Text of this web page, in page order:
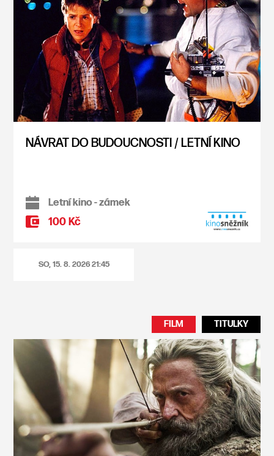
NÁVRAT DO BUDOUCNOSTI / LETNÍ KINO
Letní kino - zámek
100 Kč
SO, 15. 8. 202621:45
FILM TITULKY